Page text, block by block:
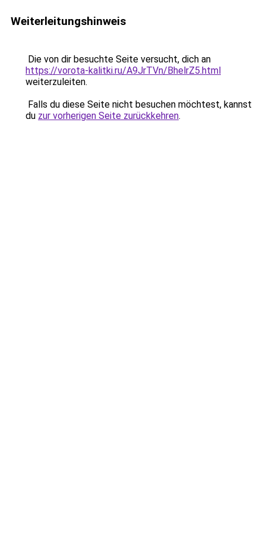
Weiterleitungshinweis
Die von dir besuchte Seite versucht, dich an
https://vorota-kalitki.ru/A9JrTVn/BhelrZ5.html
weiterzuleiten.
Falls du diese Seite nicht besuchen möchtest, kannst
du zur vorherigen Seite zurückkehren.